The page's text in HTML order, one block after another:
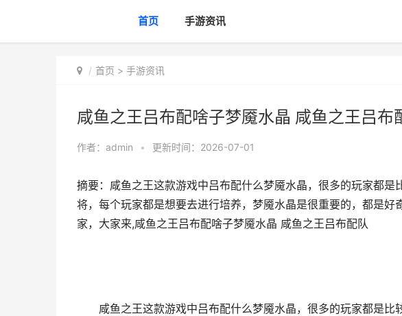
首页 手游资讯
首页 > 手游资讯
咸鱼之王吕布配啥子梦魇水晶 咸鱼之王吕布
作者： admin • 更新时间：2026-07-01
摘要：咸鱼之王这款游戏中吕布配什么梦魇水晶，很多的玩家都
将，每个玩家都是想要去进行培养，梦魇水晶是很重要的，都是
家，大家来,咸鱼之王吕布配啥子梦魇水晶 咸鱼之王吕布配队
咸鱼之王这款游戏中吕布配什么梦魇水晶，很多的玩家都是比